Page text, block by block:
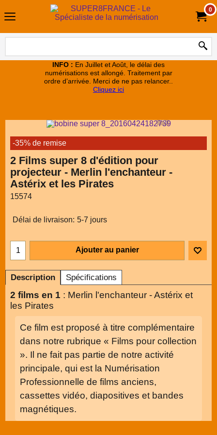
0
INFO : En Juillet et Août, le délai des
numérisations est allongé. Traitement par
ordre d’arrivée. Merci de ne pas relancer..
Cliquez ici
-35% de remise
2 Films super 8 d'édition pour
projecteur - Merlin l'enchanteur -
Astérix et les Pirates
15574
Délai de livraison: 5-7 jours
Ajouter au panier
Description Spécifications
2 films en 1 : Merlin l'enchanteur - Astérix et
les Pirates
Ce film est proposé à titre complémentaire
dans notre rubrique « Films pour collection
». Il ne fait pas partie de notre activité
principale, qui est la Numérisation
Professionnelle de films anciens,
cassettes vidéo, diapositives et bandes
magnétiques.